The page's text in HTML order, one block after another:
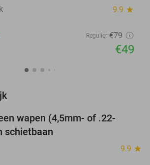
9.9 star
Regulier €79
€49
wapen (4,5mm- of .22-
schietbaan
9.9 star